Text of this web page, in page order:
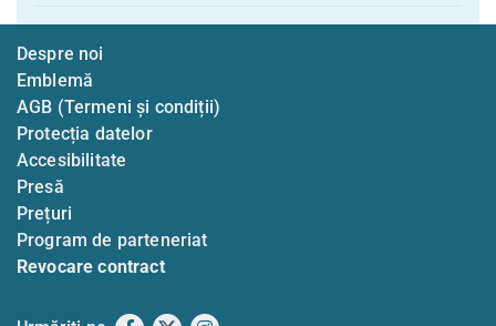
Despre noi
Emblemă
AGB (Termeni și condiții)
Protecția datelor
Accesibilitate
Presă
Prețuri
Program de parteneriat
Revocare contract